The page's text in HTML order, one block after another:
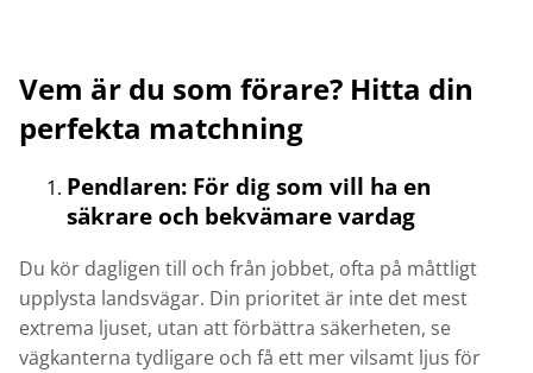
Vem är du som förare? Hitta din
perfekta matchning
Pendlaren: För dig som vill ha en
säkrare och bekvämare vardag
Du kör dagligen till och från jobbet, ofta på måttligt
upplysta landsvägar. Din prioritet är inte det mest
extrema ljuset, utan att förbättra säkerheten, se
vägkanterna tydligare och få ett mer vilsamt ljus för